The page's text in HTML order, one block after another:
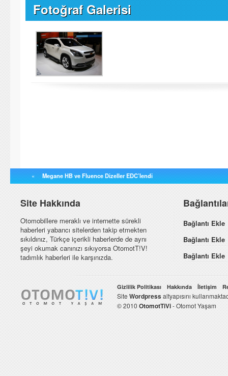
Fotoğraf Galerisi
« Megane HB ve Fluence Dizeller EDC’lendi
Site Hakkında
Otomobillere meraklı ve internette sürekli
haberleri yabancı sitelerden takip etmekten
sıkıldınız, Türkçe içerikli haberlerde de aynı
şeyi okumak canınızı sıkıyorsa OtomotT!V!
tadımlık haberleri ile karşınızda.
Bağlantı Ekle
Bağlantı Ekle
Bağlantı Ekle
Gizlilik Politikası Hakkında İletişim
Site Wordpressaltyapısını
© 2010 OtomotTiVi- Otomot Yaşam